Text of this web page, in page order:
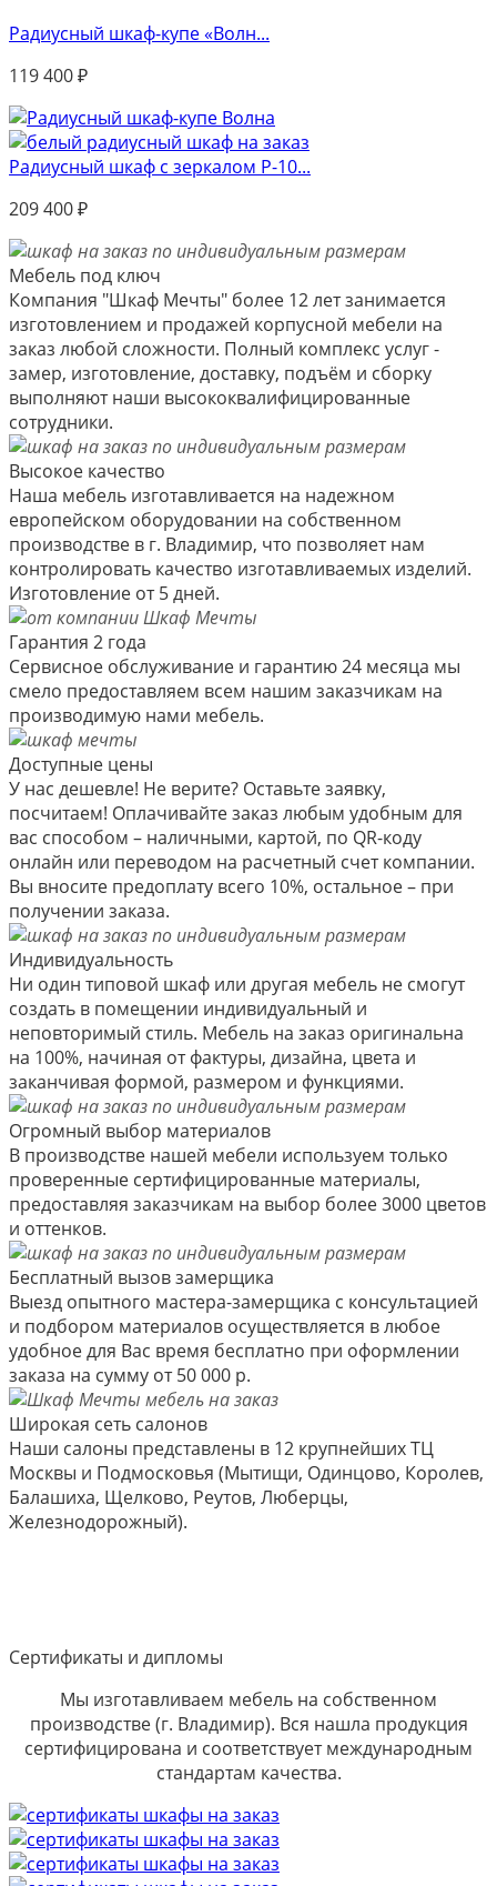
Радиусный шкаф-купе «Волн...
119 400₽
Радиусный шкаф с зеркалом Р-10...
209 400₽
Мебель под ключ
Компания "Шкаф Мечты" более 12 лет занимается
изготовлением и продажей корпусной мебели на
заказ любой сложности. Полный комплекс услуг -
замер, изготовление, доставку, подъём и сборку
выполняют наши высококвалифицированные
сотрудники.
Высокое качество
Наша мебель изготавливается на надежном
европейском оборудовании на собственном
производстве в г. Владимир, что позволяет нам
контролировать качество изготавливаемых изделий.
Изготовление от 5 дней.
Гарантия 2 года
Сервисное обслуживание и гарантию 24 месяца мы
смело предоставляем всем нашим заказчикам на
производимую нами мебель.
Доступные цены
У нас дешевле! Не верите? Оставьте заявку,
посчитаем! Оплачивайте заказ любым удобным для
вас способом – наличными, картой, по QR-коду
онлайн или переводом на расчетный счет компании.
Вы вносите предоплату всего 10%, остальное – при
получении заказа.
Индивидуальность
Ни один типовой шкаф или другая мебель не смогут
создать в помещении индивидуальный и
неповторимый стиль. Мебель на заказ оригинальна
на 100%, начиная от фактуры, дизайна, цвета и
заканчивая формой, размером и функциями.
Огромный выбор материалов
В производстве нашей мебели используем только
проверенные сертифицированные материалы,
предоставляя заказчикам на выбор более 3000 цветов
и оттенков.
Бесплатный вызов замерщика
Выезд опытного мастера-замерщика с консультацией
и подбором материалов осуществляется в любое
удобное для Вас время бесплатно при оформлении
заказа на сумму от 50 000 р.
Широкая сеть салонов
Наши салоны представлены в 12 крупнейших ТЦ
Москвы и Подмосковья (Мытищи, Одинцово, Королев,
Балашиха, Щелково, Реутов, Люберцы,
Железнодорожный).
Сертификаты и дипломы
Мы изготавливаем мебель на собственном
производстве (г. Владимир). Вся нашла продукция
сертифицирована и соответствует международным
стандартам качества.